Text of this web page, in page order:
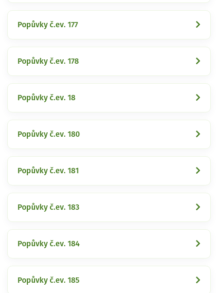
Popůvky č.ev. 177
Popůvky č.ev. 178
Popůvky č.ev. 18
Popůvky č.ev. 180
Popůvky č.ev. 181
Popůvky č.ev. 183
Popůvky č.ev. 184
Popůvky č.ev. 185